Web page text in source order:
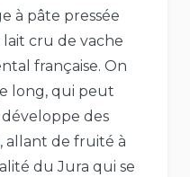
à pâte pressée
cru de vache
française. On
long, qui peut
développe des
allant de fruité à
du Jura qui se